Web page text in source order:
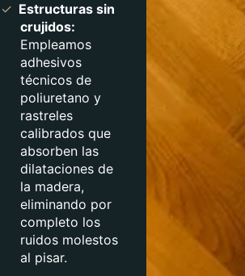
✓ Estructuras sin
crujidos:
Empleamos
adhesivos
técnicos de
poliuretano y
rastreles
calibrados que
absorben las
dilataciones de
la madera,
eliminando por
completo los
ruidos molestos
al pisar.